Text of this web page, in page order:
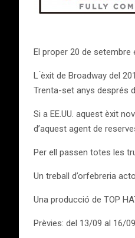
El proper 20 de setembre
L ́èxit de Broadway del
Trenta-set anys després
Si a EE.UU. aquest èxit
d’aquest agent de
Per ell passen totes les
Un treball d’orfebreria
Una producció de TOP
Prèvies: del 13/09 al 16/